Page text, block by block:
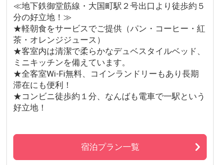
≪地下鉄御堂筋線・大国町駅２号出口より徒歩約５
分の好立地！≫
★軽朝食をサービスでご提供（パン・コーヒー・紅
茶・オレンジジュース）
★客室内は清潔で柔らかなデュベスタイルベッド、
ミニキッチンを備えています。
★全客室Wi-Fi無料、コインランドリーもあり長期
滞在にも便利！
★コンビニ徒歩約１分、なんばも電車で一駅という
好立地！
宿泊プラン一覧